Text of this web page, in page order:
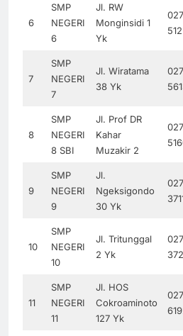
6
SMP
NEGERI
6
Jl. RW
Monginsidi 1
Yk
7
SMP
NEGERI
7
Jl. Wiratama
38 Yk
8
SMP
NEGERI
8 SBI
Jl. Prof DR
Kahar
Muzakir 2
9
SMP
NEGERI
9
Jl.
Ngeksigondo
30 Yk
10
SMP
NEGERI
10
Jl. Tritunggal
2 Yk
11
SMP
NEGERI
11
Jl. HOS
Cokroaminoto
127 Yk